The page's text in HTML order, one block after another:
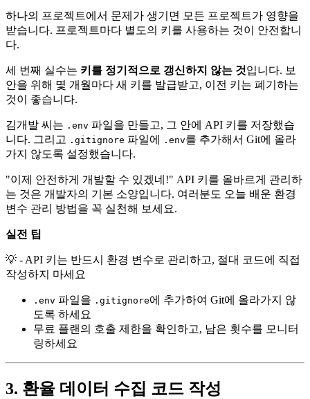
하나의 프로젝트에서 문제가 생기면 모든 프로젝트가 영향을
받습니다. 프로젝트마다 별도의 키를 사용하는 것이 안전합니
다.
세 번째 실수는 키를 정기적으로 갱신하지 않는 것입니다. 보
안을 위해 몇 개월마다 새 키를 발급받고, 이전 키는 폐기하는
것이 좋습니다.
김개발 씨는 .env 파일을 만들고, 그 안에 API 키를 저장했습
니다. 그리고 .gitignore 파일에 .env를 추가해서 Git에 올라
가지 않도록 설정했습니다.
"이제 안전하게 개발할 수 있겠네!" API 키를 올바르게 관리하
는 것은 개발자의 기본 소양입니다. 여러분도 오늘 배운 환경
변수 관리 방법을 꼭 실천해 보세요.
실전 팁
💡 - API 키는 반드시 환경 변수로 관리하고, 절대 코드에 직접
작성하지 마세요
.env 파일을 .gitignore에 추가하여 Git에 올라가지 않
도록 하세요
무료 플랜의 호출 제한을 확인하고, 남은 횟수를 모니터
링하세요
3. 환율 데이터 수집 코드 작성